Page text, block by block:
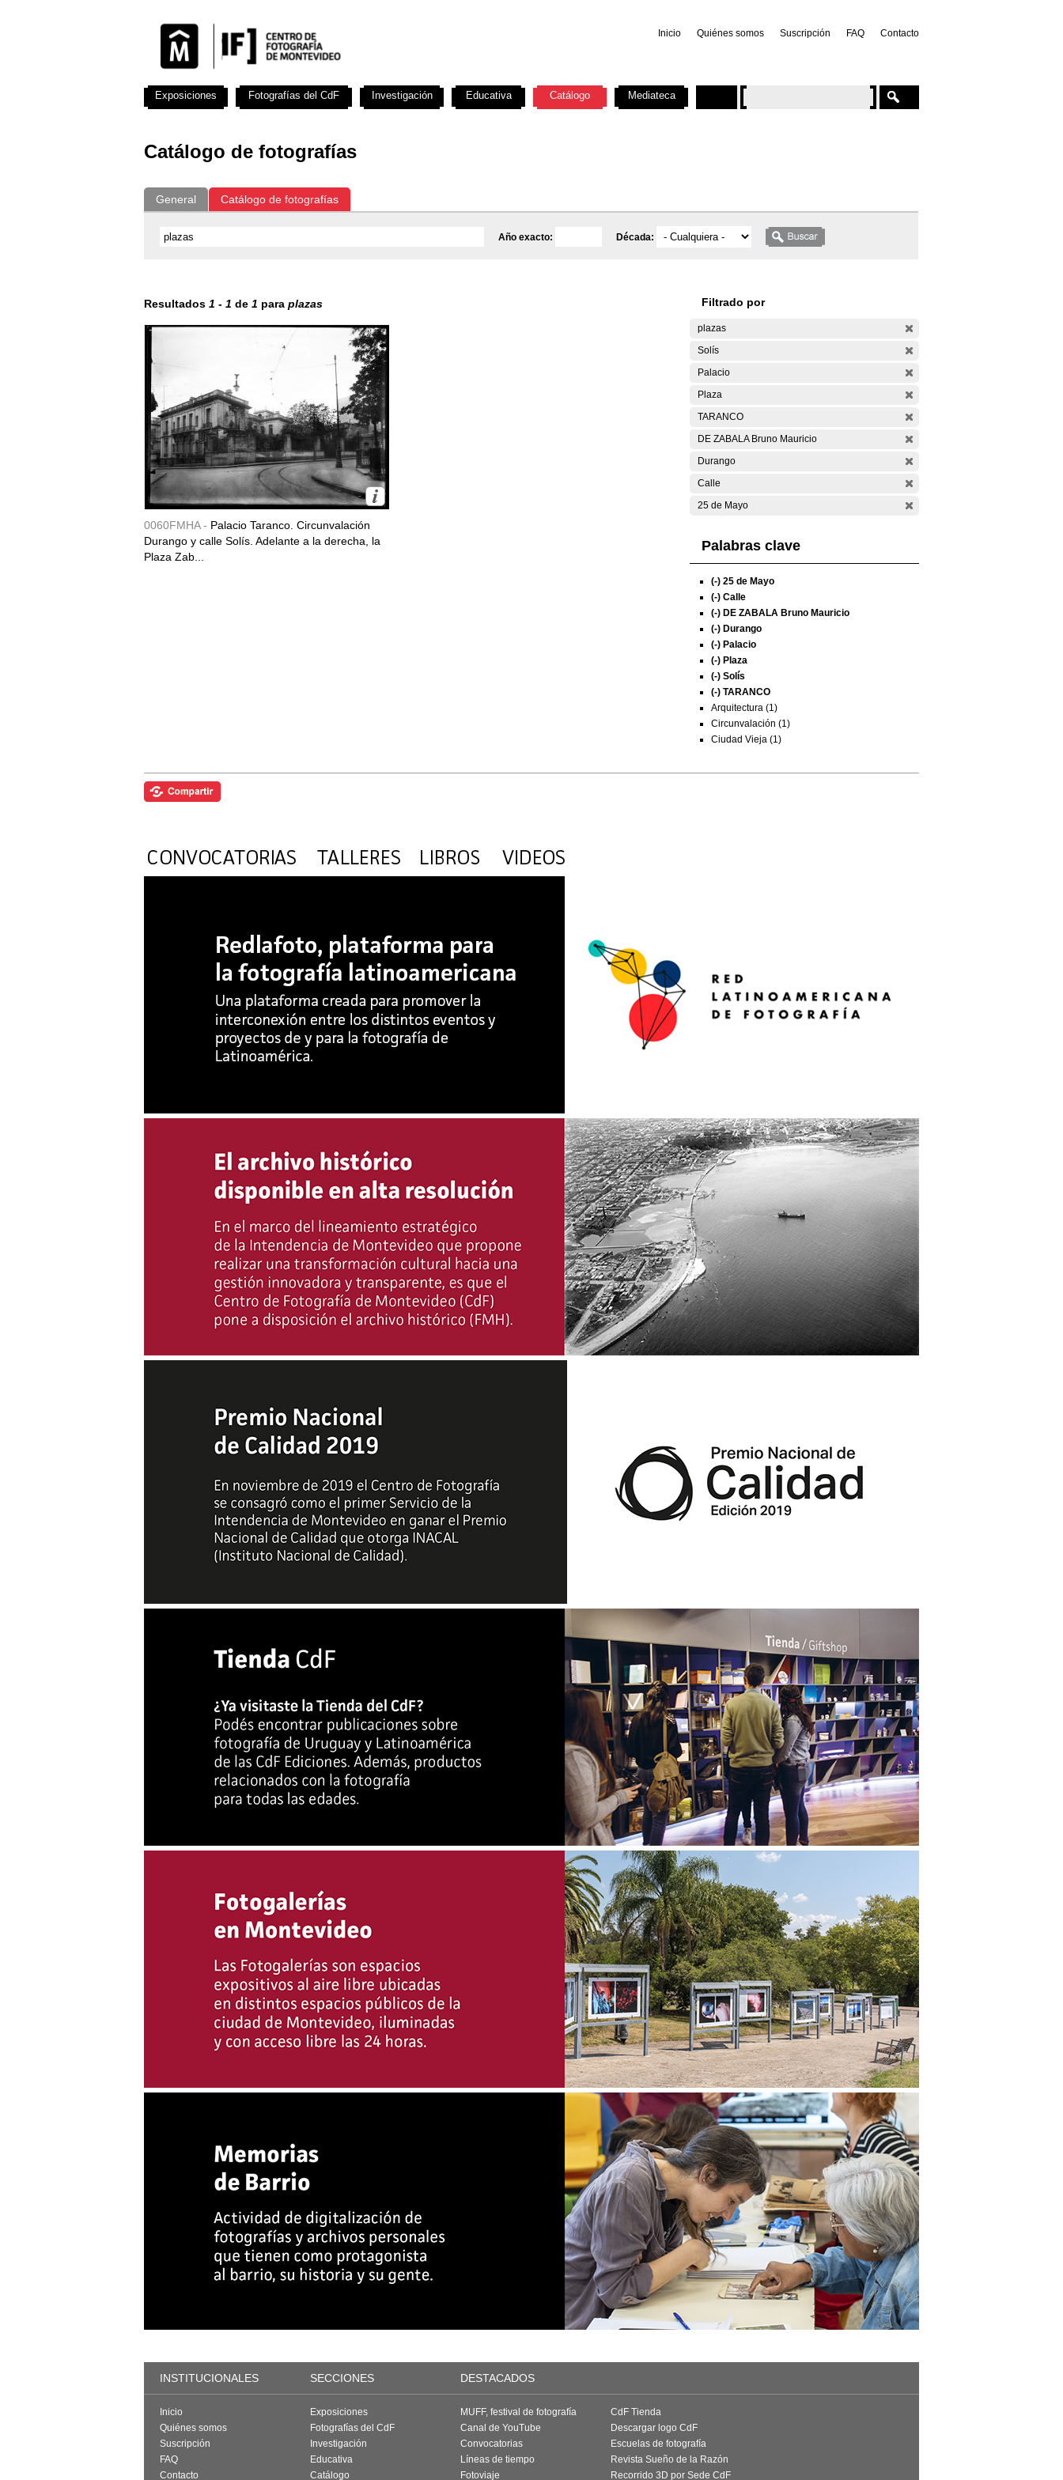
Inicio Quiénes somos Suscripción FAQ Contacto
Catálogo de fotografías
General Catálogo de fotografías
Año exacto: Década:
Resultados 1 - 1 de 1 para plazas
0060FMHA - Palacio Taranco. Circunvalación
Durango y calle Solís. Adelante a la derecha, la
Plaza Zab...
Filtrado por
plazas
Solís
Palacio
Plaza
TARANCO
DE ZABALA Bruno Mauricio
Durango
Calle
25 de Mayo
Palabras clave
(-) 25 de Mayo
(-) Calle
(-) DE ZABALA Bruno Mauricio
(-) Durango
(-) Palacio
(-) Plaza
(-) Solís
(-) TARANCO
Arquitectura (1)
Circunvalación (1)
Ciudad Vieja (1)
Exposiciones Fotografías del CdF Investigación Educativa Catálogo Mediateca
INSTITUCIONALES SECCIONES DESTACADOS
Inicio
Quiénes somos
Suscripción
FAQ
Contacto
Exposiciones
Fotografías del CdF
Investigación
Educativa
Catálogo
MUFF, festival de fotografía
Canal de YouTube
Convocatorias
Líneas de tiempo
Fotoviaje
CdF Tienda
Descargar logo CdF
Escuelas de fotografía
Revista Sueño de la Razón
Recorrido 3D por Sede CdF